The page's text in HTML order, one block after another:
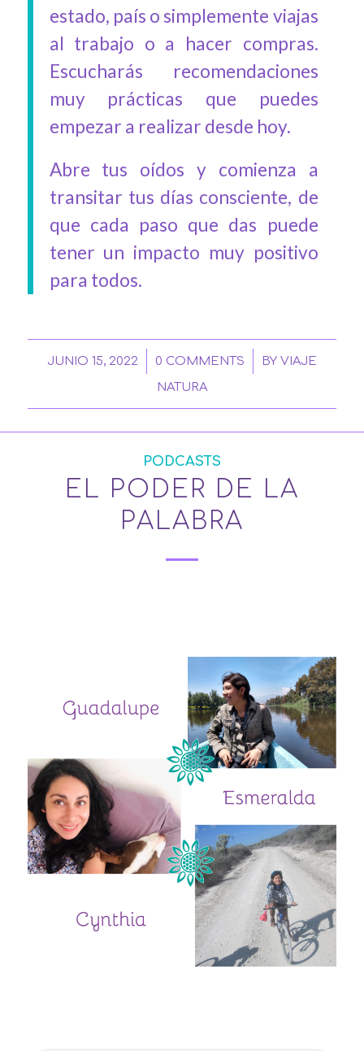
estado, país o simplemente viajas
al trabajo o a hacer compras.
Escucharás recomendaciones
muy prácticas que puedes
empezar a realizar desde hoy.
Abre tus oídos y comienza a
transitar tus días consciente, de
que cada paso que das puede
tener un impacto muy positivo
para todos.
JUNIO 15, 2022
/ 0 COMMENTS
/ BY VIAJE
NATURA
PODCASTS
EL PODER DE LA
PALABRA